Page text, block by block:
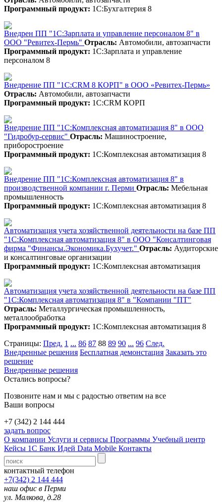
Программный продукт: 1С:Бухгалтерия 8
Внедрен ПП "1С:Зарплата и управление персоналом 8" в
ООО "Ревитех-Пермь" Отрасль: Автомобили, автозапчасти
Программный продукт: 1С:Зарплата и управление
персоналом 8
Внедрение ПП "1С:CRM 8 КОРП" в ООО «Ревитех-Пермь»
Отрасль: Автомобили, автозапчасти
Программный продукт: 1С:CRM КОРП
Внедрение ПП "1С:Комплексная автоматизация 8" в ООО
"Гидробур-сервис" Отрасль: Машиностроение,
приборостроение
Программный продукт: 1С:Комплексная автоматизация 8
Внедрение ПП "1С:Комплексная автоматизация 8" в
производственной компании г. Перми Отрасль: Мебельная
промышленность
Программный продукт: 1С:Комплексная автоматизация 8
Автоматизация учета хозяйственной деятельности на базе ПП
"1С:Комплексная автоматизация 8" в ООО "Консалтинговая
фирма "Финансы.Экономика.Бухучет." Отрасль: Аудиторские
и консалтинговые организации
Программный продукт: 1С:Комплексная автоматизация
Автоматизация учета хозяйственной деятельности на базе ПП
"1С:Комплексная автоматизация 8" в "Компании "ПТ"
Отрасль: Металлургическая промышленность,
металлообработка
Программный продукт: 1С:Комплексная автоматизация 8
Страницы: Пред. 1 ... 86 87 88 89 90 ... 96 След.
Внедренные решения Бесплатная демонстация Заказать это
решение
Внедренные решения
Остались вопросы?
Позвоните нам и мы с радостью ответим на все
Ваши вопросы
+7 (342) 2 144 444
задать вопрос
О компании Услуги и сервисы Программы Учебный центр
Кейсы 1С Банк Идей Data Mobile Контакты
контактный телефон
+7(342) 2 144 444
наш офис в Перми
ул. Малкова, д.28